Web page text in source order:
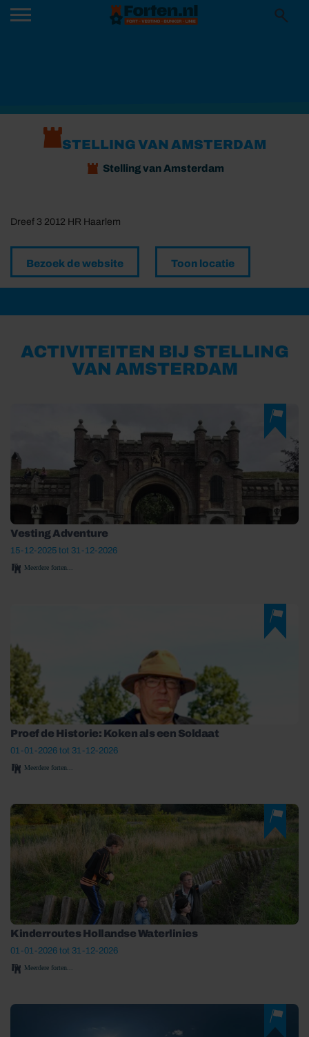
STELLING VAN AMSTERDAM
Stelling van Amsterdam
Dreef 3 2012 HR Haarlem
Bezoek de website Toon locatie
ACTIVITEITEN BIJ STELLING
VAN AMSTERDAM
Vesting Adventure
15-12-2025 tot 31-12-2026
Meerdere forten...
Proef de Historie: Koken als een Soldaat
01-01-2026 tot 31-12-2026
Meerdere forten...
Kinderroutes Hollandse Waterlinies
01-01-2026 tot 31-12-2026
Meerdere forten...